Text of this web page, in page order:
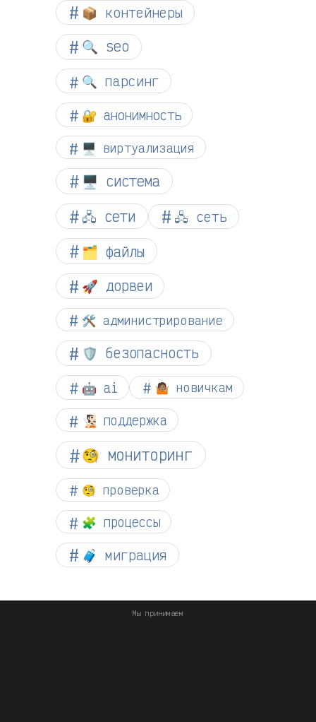
📦 контейнеры
🔍 seo
🔍 парсинг
🔐 анонимность
🖥️ виртуализация
🖥️ система
🖧 сети
🖧 сеть
🗂️ файлы
🚀 дорвеи
🛠️ администрирование
🛡️ безопасность
🤖 ai 🤷🏽 новичкам
🧏🏻 поддержка
🧐 мониторинг
🧐 проверка
🧩 процессы
🧳 миграция
Мы принимаем